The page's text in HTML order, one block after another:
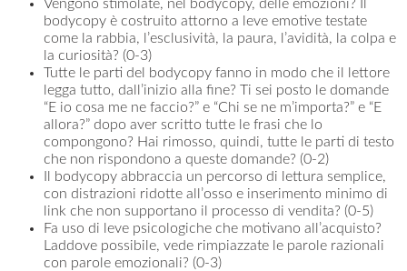
Vengono stimolate, nel bodycopy, delle emozioni? Il
bodycopy è costruito attorno a leve emotive testate
come la rabbia, l’esclusività, la paura, l’avidità, la colpa e
la curiosità? (0-3)
Tutte le parti del bodycopy fanno in modo che il lettore
legga tutto, dall’inizio alla fine? Ti sei posto le domande
“E io cosa me ne faccio?” e “Chi se ne m’importa?” e “E
allora?” dopo aver scritto tutte le frasi che lo
compongono? Hai rimosso, quindi, tutte le parti di testo
che non rispondono a queste domande? (0-2)
Il bodycopy abbraccia un percorso di lettura semplice,
con distrazioni ridotte all’osso e inserimento minimo di
link che non supportano il processo di vendita? (0-5)
Fa uso di leve psicologiche che motivano all’acquisto?
Laddove possibile, vede rimpiazzate le parole razionali
con parole emozionali? (0-3)